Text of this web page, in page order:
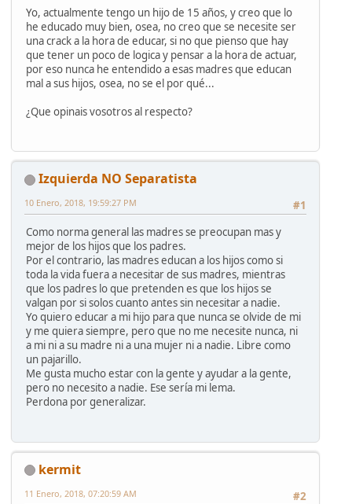
Yo, actualmente tengo un hijo de 15 años, y creo que lo
he educado muy bien, osea, no creo que se necesite ser
una crack a la hora de educar, si no que pienso que hay
que tener un poco de logica y pensar a la hora de actuar,
por eso nunca he entendido a esas madres que educan
mal a sus hijos, osea, no se el por qué...
¿Que opinais vosotros al respecto?
Izquierda NO Separatista
#1
10 Enero, 2018, 19:59:27 PM
Como norma general las madres se preocupan mas y
mejor de los hijos que los padres.
Por el contrario, las madres educan a los hijos como si
toda la vida fuera a necesitar de sus madres, mientras
que los padres lo que pretenden es que los hijos se
valgan por si solos cuanto antes sin necesitar a nadie.
Yo quiero educar a mi hijo para que nunca se olvide de mi
y me quiera siempre, pero que no me necesite nunca, ni
a mi ni a su madre ni a una mujer ni a nadie. Libre como
un pajarillo.
Me gusta mucho estar con la gente y ayudar a la gente,
pero no necesito a nadie. Ese sería mi lema.
Perdona por generalizar.
kermit
#2
11 Enero, 2018, 07:20:59 AM